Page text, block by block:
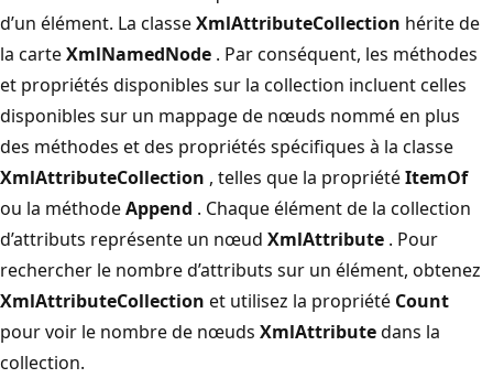
d’un élément. La classeXmlAttributeCollection hérite de
la carteXmlNamedNode . Par conséquent, les méthodes
et propriétés disponibles sur la collection incluent celles
disponibles sur un mappage de nœuds nommé en plus
des méthodes et des propriétés spécifiques à la classe
XmlAttributeCollection , telles que la propriétéItemOf
ou la méthodeAppend . Chaque élément de la collection
d’attributs représente un nœud XmlAttribute . Pour
rechercher le nombre d’attributs sur un élément, obtenez
XmlAttributeCollection et utilisez la propriété Count
pour voir le nombre de nœuds XmlAttributedans la
collection.